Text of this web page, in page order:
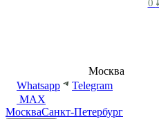
0
Москва
Whatsapp
Telegram
MAX
МоскваСанкт-Петербург